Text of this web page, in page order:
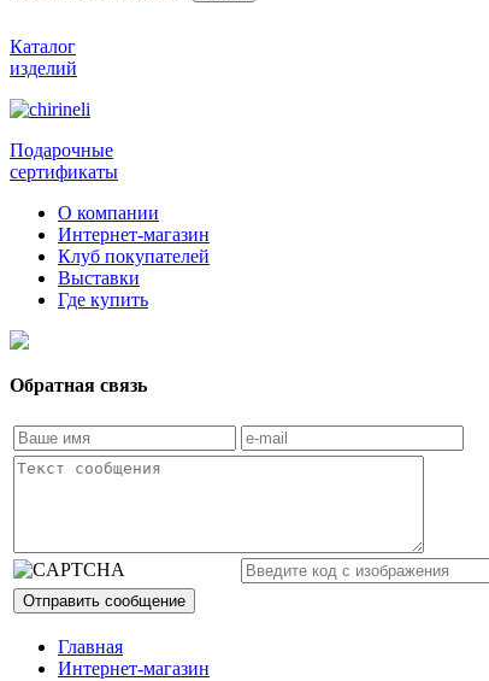
Каталог
изделий
Подарочные
сертификаты
О компании
Интернет-магазин
Клуб покупателей
Выставки
Где купить
Обратная связь
Главная
Интернет-магазин